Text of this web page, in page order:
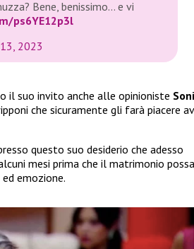
Bene, benissimo… e vi
ps6YE12p3l
2023
il suo invito anche alle opinioniste
che sicuramente gli farà piacere
questo suo desiderio che adesso
mesi prima che il matrimonio possa
emozione.